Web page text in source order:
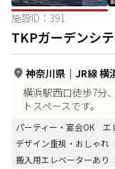
施設ID： 391
TKPガーデンシ
神奈川県 ｜ JR線 横
横浜駅西口徒歩7分
トスペースです。
パーティー・宴会OK エ
デザイン重視・おしゃれ
搬入用エレベーターあり